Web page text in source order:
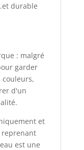
durable
: malgré
garder
d'un
et
reprenant
est une